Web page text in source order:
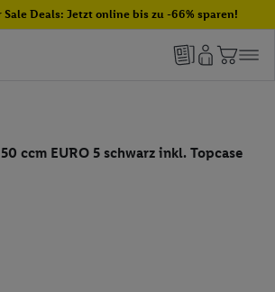
Sale Deals: Jetzt online bis zu -66% sparen!
ccm EURO 5 schwarz inkl. Topcase